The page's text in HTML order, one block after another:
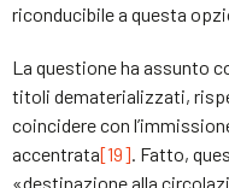
riconducibile a questa
La questione ha assunto
titoli dematerializzati,
coincidere con
accentrata[19] . Fatto,
«destinazione alla